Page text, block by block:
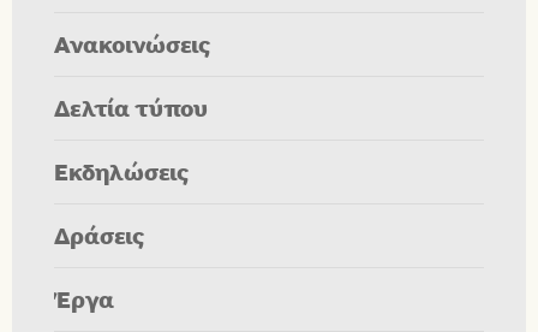
Ανακοινώσεις
Δελτία τύπου
Εκδηλώσεις
Δράσεις
Έργα